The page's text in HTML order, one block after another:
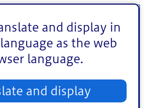
and display in
as the web
language.
and display